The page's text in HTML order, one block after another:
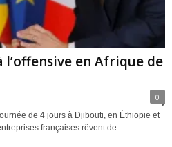
en Afrique de
0
de 4 jours à Djibouti, en Éthiopie et
françaises rêvent de...